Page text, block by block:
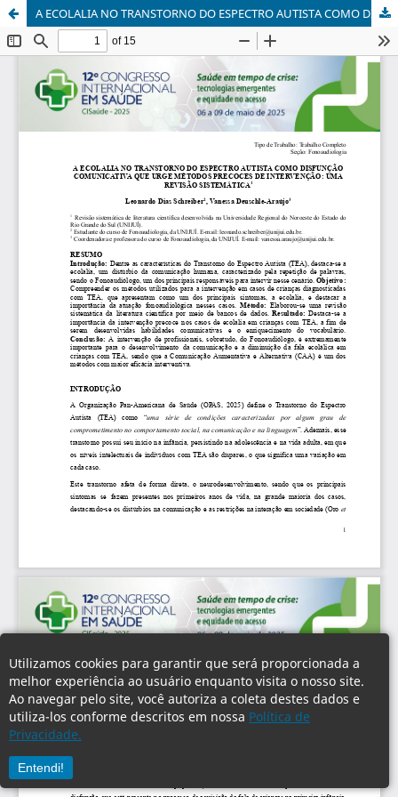
Utilizamos cookies para garantir que será proporcionada a
melhor experiência ao usuário enquanto visita o nosso site.
Ao navegar pelo site, você autoriza a coleta destes dados e
utiliza-los conforme descritos em nossa Política de
Privacidade.
Entendi!
A ECOLALIA NO TRANSTORNO DO ESPECTRO AUTISTA COMO DISFUNÇÃO COMUNICATIVA QUE URGE MÉTODOS PRECOCES DE INTERVENÇÃO: UMA REVISÃO SISTEMÁTICA